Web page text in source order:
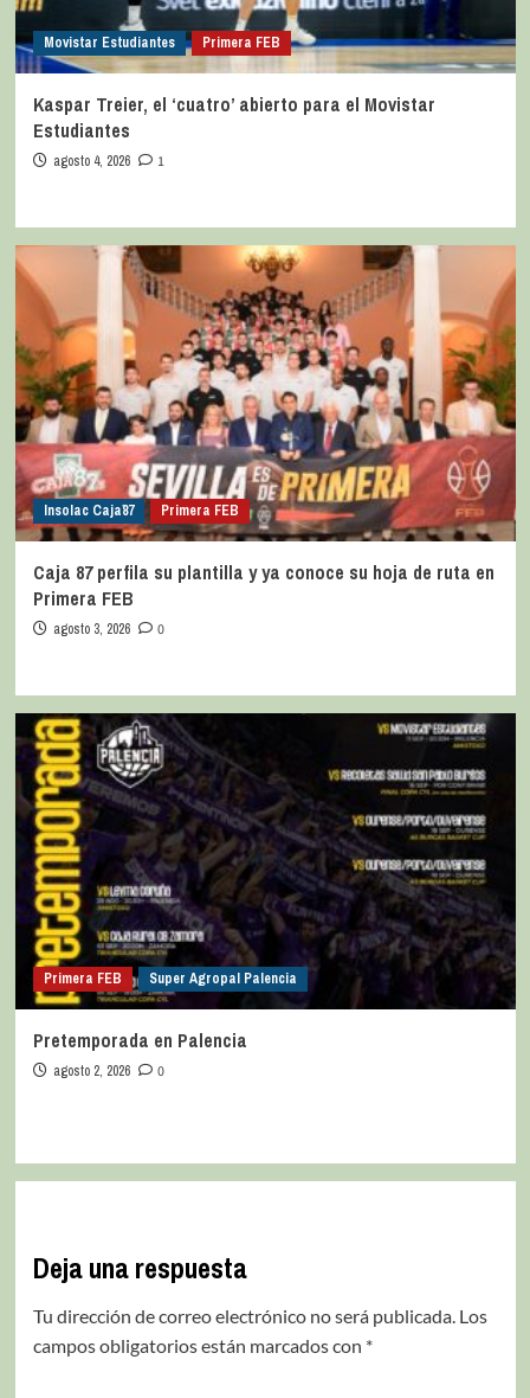
Movistar Estudiantes Primera FEB
Kaspar Treier, el ‘cuatro’ abierto para el Movistar
Estudiantes
agosto 4, 2026 1
Insolac Caja´87 Primera FEB
Caja 87 perfila su plantilla y ya conoce su hoja de ruta en
Primera FEB
agosto 3, 2026 0
Primera FEB Super Agropal Palencia
Pretemporada en Palencia
agosto 2, 2026 0
Deja una respuesta
Tu dirección de correo electrónico no será publicada. Los
campos obligatorios están marcados con *